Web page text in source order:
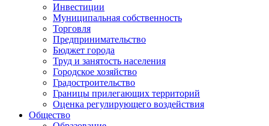
Инвестиции
Муниципальная собственность
Торговля
Предпринимательство
Бюджет города
Труд и занятость населения
Городское хозяйство
Градостроительство
Границы прилегающих территорий
Оценка регулирующего воздействия
Общество